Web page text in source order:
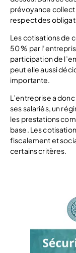
prévoyance
respect des
Les cotisations de
50 % par
participation de
peut elle aussi
importante.
L’entreprise a
ses salariés, un
les prestations
base. Les
fiscalement et
certains critères.